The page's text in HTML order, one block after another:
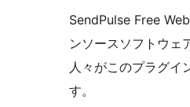
SendPulse Free
ンソースソフトウェ
人々がこのプラグイ
す。